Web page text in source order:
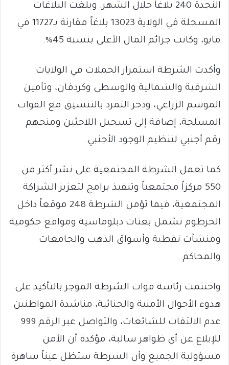
النجدة 240 بلاغاً خلال الشهر. وبلغت البلاغات
المسجلة في الولاية 13023 بلاغاً مقارنة بـ11727 في
مايو، وكانت جرائم المال الأعلى بنسبة 45%.
وأكدت الشرطة استمرار الحملات في الولايات
الشرقية والشمالية والوسطى وكردفان، وتأمين
الموسم الزراعي، ودحر التمرد بالتنسيق مع القوات
المسلحة، إضافة إلى تسجيل اللاجئين ومنحهم
رقم أجنبي لتنظيم الوجود الأجنبي.
كما تعمل الشرطة المجتمعية على نشر أكثر من
550 مركزاً مجتمعياً وتنفيذ برامج لتعزيز الشراكة
المجتمعية، فيما تؤمن الشرطة 248 موقعاً داخل
الخرطوم تشمل بعثات دبلوماسية ومواقع حكومية
ومنشآت نفطية وأسواق الذهب والجامعات
والمحاكم.
واختتمت رئاسة قوات الشرطة الموجز بالتأكيد على
هدوء الأحوال الأمنية والجنائية، مناشدة المواطنين
عدم الالتفات للشائعات، والتواصل عبر الرقم 999
للإبلاغ عن أي ظواهر سالبة، مؤكدة أن الأمن
مسؤولية الجميع وأن الشرطة ستظل عيناً ساهرة